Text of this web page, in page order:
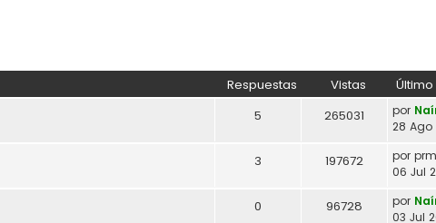
Respuestas Vistas
5 265031 por
28 Ago
3 197672 por
06 Jul
0 96728 por
03 Jul